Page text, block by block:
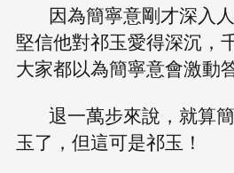
因為簡寧意剛才深入
堅信他對祁玉愛得深沉，
大家都以為簡寧意會激動
退一萬步來說，就算
玉了，但這可是祁玉！